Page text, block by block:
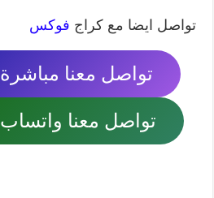
تواصل ايضا مع كراج فوكس
تواصل معنا مباشرة 99009551
تواصل معنا واتساب Whatsapp